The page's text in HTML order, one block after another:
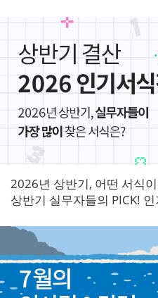
2026년 상반기, 어떤 서식
상반기 실무자들의 PICK!